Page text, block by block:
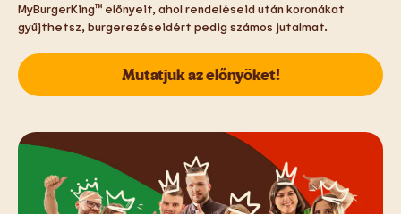
MyBurgerKing™ előnyeit, ahol rendeléseid után koronákat
gyűjthetsz, burgerezéseidért pedig számos jutalmat.
Mutatjuk az előnyöket!